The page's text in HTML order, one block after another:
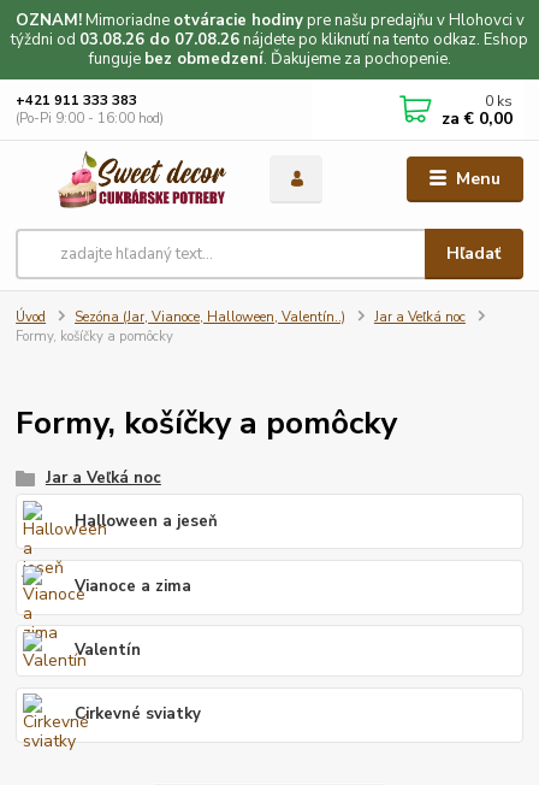
OZNAM!Mimoriadne otváracie hodinypre našu predajňu v Hlohovci v
týždni od 03.08.26 do 07.08.26 nájdete po kliknutí na tento odkaz. Eshop
funguje bez obmedzení. Ďakujeme za pochopenie.
Menu
Hľadať
+421 911 333 383
(Po-Pi 9:00 - 16:00 hod)
0 ks
za € 0,00
Úvod Sezóna (Jar, Vianoce, Halloween, Valentín..)
Jar a Veľká noc
Formy, košíčky a pomôcky
Formy, košíčky a pomôcky
Jar a Veľká noc
Halloween a jeseň
Vianoce a zima
Valentín
Cirkevné sviatky